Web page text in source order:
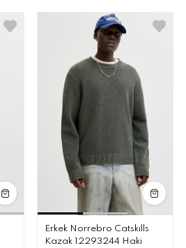
Erkek Norrebro Catskılls
Kazak 12293244 Haki